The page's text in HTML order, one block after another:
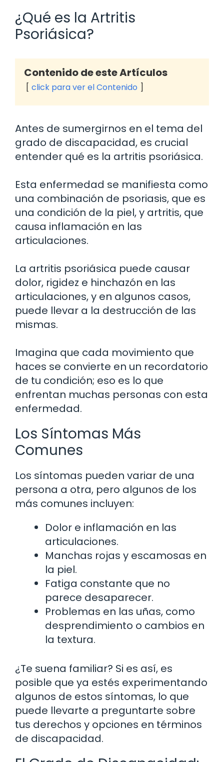
¿Qué es la Artritis
Psoriásica?
Contenido de este Artículos
click para ver el Contenido
Antes de sumergirnos en el tema del
grado de discapacidad, es crucial
entender qué es la artritis psoriásica.
Esta enfermedad se manifiesta como
una combinación de psoriasis, que es
una condición de la piel, y artritis, que
causa inflamación en las
articulaciones.
La artritis psoriásica puede causar
dolor, rigidez e hinchazón en las
articulaciones, y en algunos casos,
puede llevar a la destrucción de las
mismas.
Imagina que cada movimiento que
haces se convierte en un recordatorio
de tu condición; eso es lo que
enfrentan muchas personas con esta
enfermedad.
Los Síntomas Más
Comunes
Los síntomas pueden variar de una
persona a otra, pero algunos de los
más comunes incluyen:
Dolor e inflamación en las
articulaciones.
Manchas rojas y escamosas en
la piel.
Fatiga constante que no
parece desaparecer.
Problemas en las uñas, como
desprendimiento o cambios en
la textura.
¿Te suena familiar? Si es así, es
posible que ya estés experimentando
algunos de estos síntomas, lo que
puede llevarte a preguntarte sobre
tus derechos y opciones en términos
de discapacidad.